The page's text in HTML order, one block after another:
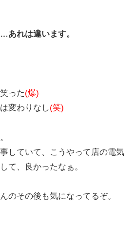
れは違います。
った(爆)
変わりなし(笑)
していて、こうやって店の電気
て、良かったなぁ。
のその後も気になってるぞ。